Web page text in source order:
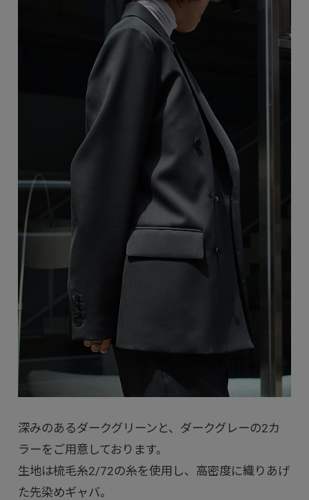
深みのあるダークグリーンと、ダークグレーの2カ
ラーをご用意しております。
生地は梳毛糸2/72の糸を使用し、高密度に織りあげ
た先染めギャバ。